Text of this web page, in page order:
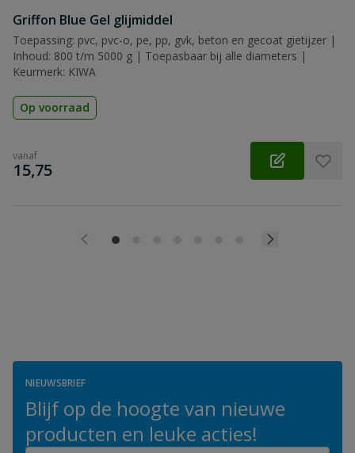
Griffon Blue Gel glijmiddel
Toepassing: pvc, pvc-o, pe, pp, gvk, beton en gecoat gietijzer |
Inhoud: 800 t/m 5000 g | Toepasbaar bij alle diameters |
Keurmerk: KIWA
Op voorraad
vanaf
€
15,75
NIEUWSBRIEF
Blijf op de hoogte van nieuwe
producten en leuke acties!